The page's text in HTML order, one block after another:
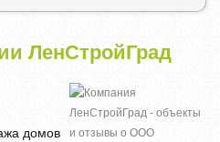
ЛенСтройГрад
домов